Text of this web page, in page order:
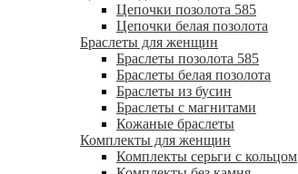
Цепочки позолота 585
Цепочки белая позолота
Браслеты для женщин
Браслеты позолота 585
Браслеты белая позолота
Браслеты из бусин
Браслеты с магнитами
Кожаные браслеты
Комплекты для женщин
Комплекты серьги с кольцом